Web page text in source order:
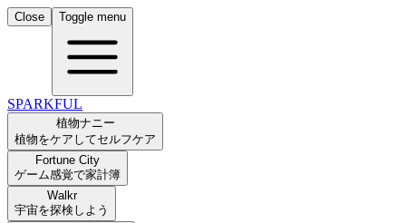
Close Toggle menu
SPARKFUL
植物ナニー
植物をケアしてセルフケア
Fortune City
ゲーム感覚で家計簿
Walkr
宇宙を探検しよう